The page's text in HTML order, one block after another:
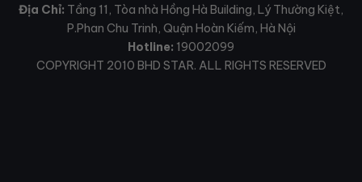
Địa Chỉ: Tầng 11, Tòa nhà Hồng Hà Building, Lý Thường Kiệt,
P.Phan Chu Trinh, Quận Hoàn Kiếm, Hà Nội
Hotline: 19002099
COPYRIGHT 2010 BHD STAR. ALL RIGHTS RESERVED